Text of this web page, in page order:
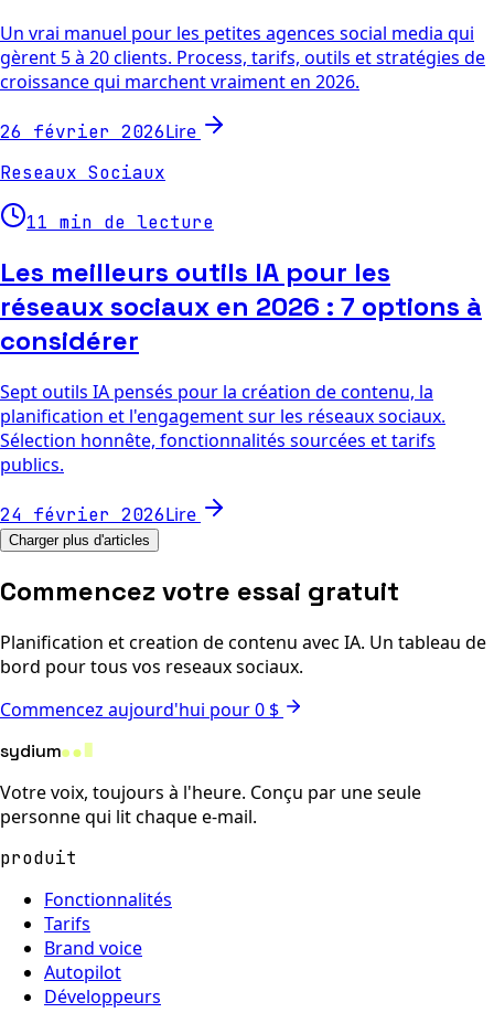
Un vrai manuel pour les petites agences social media qui
gèrent 5 à 20 clients. Process, tarifs, outils et stratégies de
croissance qui marchent vraiment en 2026.
26 février 2026Lire
Reseaux Sociaux
11 min de lecture
Les meilleurs outils IA pour les
réseaux sociaux en 2026 : 7 options à
considérer
Sept outils IA pensés pour la création de contenu, la
planification et l'engagement sur les réseaux sociaux.
Sélection honnête, fonctionnalités sourcées et tarifs
publics.
24 février 2026Lire
Charger plus d'articles
Commencez votre essai gratuit
Planification et creation de contenu avec IA. Un tableau de
bord pour tous vos reseaux sociaux.
Commencez aujourd'hui pour 0 $
sydium
Votre voix, toujours à l'heure. Conçu par une seule
personne qui lit chaque e-mail.
produit
Fonctionnalités
Tarifs
Brand voice
Autopilot
Développeurs